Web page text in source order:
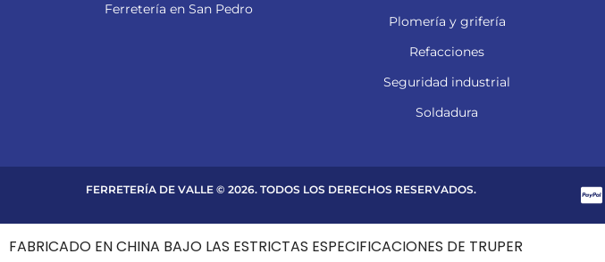
Ferretería en San Pedro
Plomería y grifería
Refacciones
Seguridad industrial
Soldadura
FERRETERÍA DE VALLE © 2026. TODOS LOS DERECHOS RESERVADOS.
FABRICADO EN CHINA BAJO LAS ESTRICTAS ESPECIFICACIONES DE TRUPER